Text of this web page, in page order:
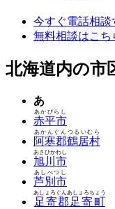
今すぐ電話相談
無料相談はこち
北海道内の市
あ
赤平市
あかびらし
阿寒郡鶴居村
あかんぐんつるいむら
旭川市
あさひかわし
芦別市
あしべつし
足寄郡足寄町
あしょろぐんあしょろちょう